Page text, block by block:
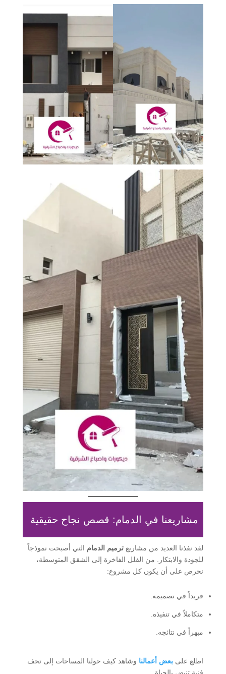
مشاريعنا في الدمام: قصص نجاح حقيقية
لقد نفذنا العديد من مشاريع ترميم الدمام التي أصبحت نموذجاً
للجودة والابتكار. من الفلل الفاخرة إلى الشقق المتوسطة،
نحرص على أن يكون كل مشروع:
فريداً في تصميمه.
متكاملاً في تنفيذه.
مبهراً في نتائجه.
اطلع على بعض أعمالنا وشاهد كيف حولنا المساحات إلى تحف